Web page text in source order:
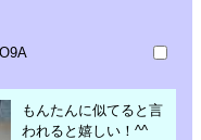
もんたんに似てると言
われると嬉しい！^^